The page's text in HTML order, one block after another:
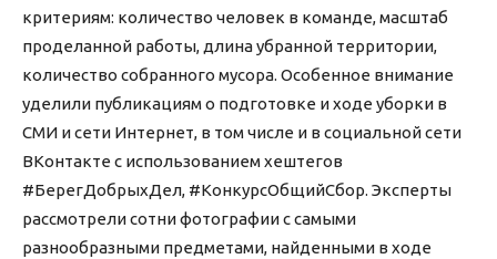
критериям: количество человек в команде, масштаб
проделанной работы, длина убранной территории,
количество собранного мусора. Особенное внимание
уделили публикациям о подготовке и ходе уборки в
СМИ и сети Интернет, в том числе и в социальной сети
ВКонтакте с использованием хештегов
#БерегДобрыхДел, #КонкурсОбщийСбор. Эксперты
рассмотрели сотни фотографии с самыми
разнообразными предметами, найденными в ходе